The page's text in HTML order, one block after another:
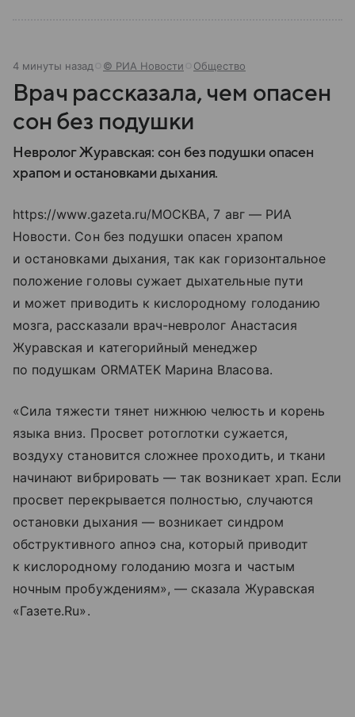
4 минуты назад © РИА Новости Общество
Врач рассказала, чем опасен
сон без подушки
Невролог Журавская: сон без подушки опасен
храпом и остановками дыхания.
https://www.gazeta.ru/МОСКВА, 7 авг — РИА
Новости. Сон без подушки опасен храпом
и остановками дыхания, так как горизонтальное
положение головы сужает дыхательные пути
и может приводить к кислородному голоданию
мозга, рассказали врач-невролог Анастасия
Журавская и категорийный менеджер
по подушкам ORMATEK Марина Власова.
«Сила тяжести тянет нижнюю челюсть и корень
языка вниз. Просвет ротоглотки сужается,
воздуху становится сложнее проходить, и ткани
начинают вибрировать — так возникает храп. Если
просвет перекрывается полностью, случаются
остановки дыхания — возникает синдром
обструктивного апноэ сна, который приводит
к кислородному голоданию мозга и частым
ночным пробуждениям», — сказала Журавская
«Газете.Ru».